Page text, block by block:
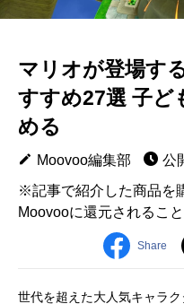
マリオが登場す
すすめ27選 子ど
める
Moovoo編集部
公
※記事で紹介した商品を
Moovooに還元されること
Share
世代を超えた大人気キャラ